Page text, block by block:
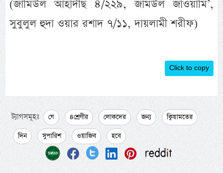
(জামিউল আহাদীছ ৪/২২৯, জামউল জাওয়ামি’,
সুবুলুল হুদা ওয়ার রশাদ ৭/১১, দায়লামী শরীফ)
Click to copy
ট্যাগসমূহঃ যে ৪শ্রেণীর লোকদের জন্য
ক্বিয়ামতের
দিন
সুপারিশ ওয়াজিব হবে